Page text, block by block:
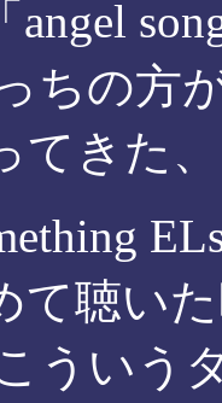
angel
ちの方
てきた
て聴い
ういう